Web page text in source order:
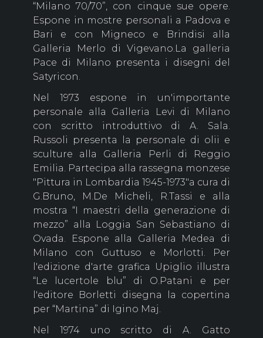
“Milano 70/70”, con cinque sue opere.
Espone in mostre personali a Padova e
Bari e con Migneco e Brindisi alla
Galleria Merlo di Vigevano.La galleria
Pace di Milano presenta i disegni del
Satyricon.
Nel 1973 espone in un'importante
personale alla Galleria Levi di Milano
con scritto introduttivo di A. Sala.
Russoli presenta la personale di olii e
sculture alla Galleria Perli di Reggio
Emilia. Partecipa alla rassegna monzese
"Pittura in Lombardia 1945-1973"a cura di
G.Bruno, M.De Micheli, R.Tassi e alla
mostra “I maestri della generazione di
mezzo” alla Loggia San Sebastiano di
Ovada. Espone alla Galleria Medea di
Milano con Guttuso e Morlotti. Per
l'edizione d'arte grafica Upiglio illustra
“Le lucertole blu” di O.Patani e per
l'editore Borletti disegna la copertina
per “Martina” di Igino Maj.
Nel 1974 uno scritto di A. Gatto